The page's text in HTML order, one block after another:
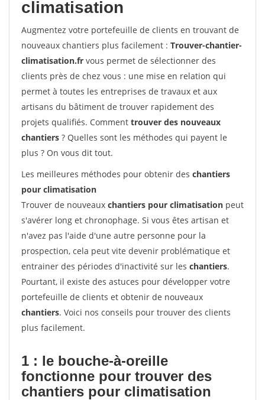
climatisation
Augmentez votre portefeuille de clients en trouvant de
nouveaux chantiers plus facilement : Trouver-chantier-
climatisation.fr vous permet de sélectionner des
clients près de chez vous : une mise en relation qui
permet à toutes les entreprises de travaux et aux
artisans du bâtiment de trouver rapidement des
projets qualifiés. Comment trouver des nouveaux
chantiers ? Quelles sont les méthodes qui payent le
plus ? On vous dit tout.
Les meilleures méthodes pour obtenir des chantiers
pour climatisation
Trouver de nouveaux chantiers pour climatisation peut
s'avérer long et chronophage. Si vous êtes artisan et
n'avez pas l'aide d'une autre personne pour la
prospection, cela peut vite devenir problématique et
entrainer des périodes d'inactivité sur les chantiers.
Pourtant, il existe des astuces pour développer votre
portefeuille de clients et obtenir de nouveaux
chantiers. Voici nos conseils pour trouver des clients
plus facilement.
1 : le bouche-à-oreille
fonctionne pour trouver des
chantiers pour climatisation